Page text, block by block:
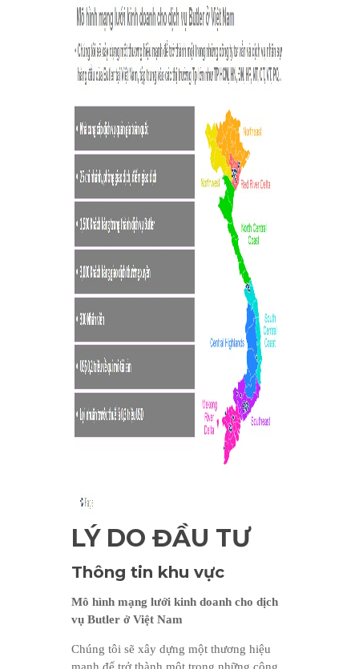
LÝ DO ĐẦU TƯ
Thông tin khu vực
Mô hình mạng lưới kinh doanh cho dịch
vụ Butler ở Việt Nam
Chúng tôi sẽ xây dựng một thương hiệu
mạnh để trở thành một trong những công